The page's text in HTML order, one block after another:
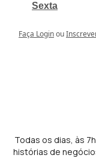
Sexta
Faça Loginou
Todas os dias, às
histórias de